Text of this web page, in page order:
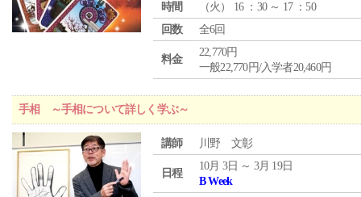
時間
（火 ） 16 ：30 ～ 17 ：50
回数
全6回
料金
22,770円
一般22,770円/入学者20,460円
手相 ～手相について詳しく学ぶ～
講師 川野 文彰
日程
10月 3日 ～ 3月 19日
B Week